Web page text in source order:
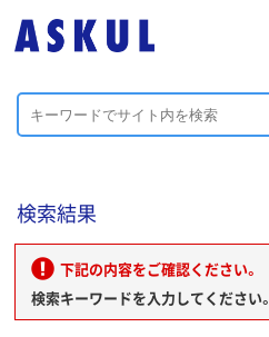
検索結果
下記の内容をご確認ください。
検索キーワードを入力してください。